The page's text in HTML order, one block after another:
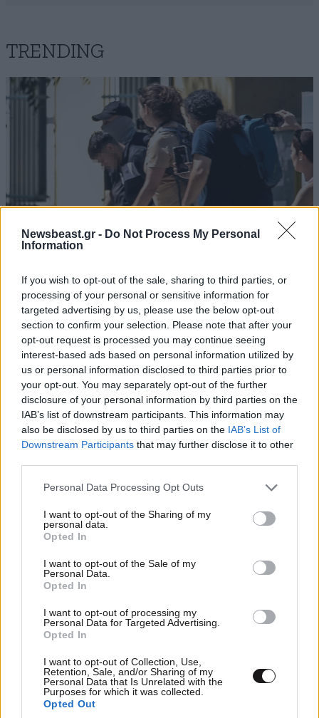
Newsbeast.gr - Do Not Process My Personal
Information
If you wish to opt-out of the sale, sharing to third parties, or
processing of your personal or sensitive information for
targeted advertising by us, please use the below opt-out
section to confirm your selection. Please note that after your
opt-out request is processed you may continue seeing
interest-based ads based on personal information utilized by
us or personal information disclosed to third parties prior to
your opt-out. You may separately opt-out of the further
disclosure of your personal information by third parties on the
IAB’s list of downstream participants. This information may
also be disclosed by us to third parties on the IAB’s List of
Downstream Participants that may further disclose it to other
Please note that this website/app uses one or more Google
not limited to your visit or usage behaviour. You may click to
grant or deny consent to Google and its third-party tags to
use your data for below specified purposes in below Google
consent section.
Personal Data Processing Opt Outs
I want to opt-out of the Sharing of my
personal data.
Opted In
I want to opt-out of the Sale of my
Personal Data.
Opted In
I want to opt-out of processing my
Personal Data for Targeted Advertising.
Opted In
I want to opt-out of Collection, Use,
Retention, Sale, and/or Sharing of my
Personal Data that Is Unrelated with the
Purposes for which it was collected.
Opted Out
TRENDING
ΕΛΛΑΔΑ
Ζευγάρι από τις ΗΠΑ που «υιοθέτησε» τον
Αφγανό κατηγορούμενο για τη δολοφονία της
Ελίζαμπεθ Ρος: «Είμαστε συντετριμμένοι – Δεν
έδειξε ποτέ ότι ήταν ικανός για κάτι τέτοιο»